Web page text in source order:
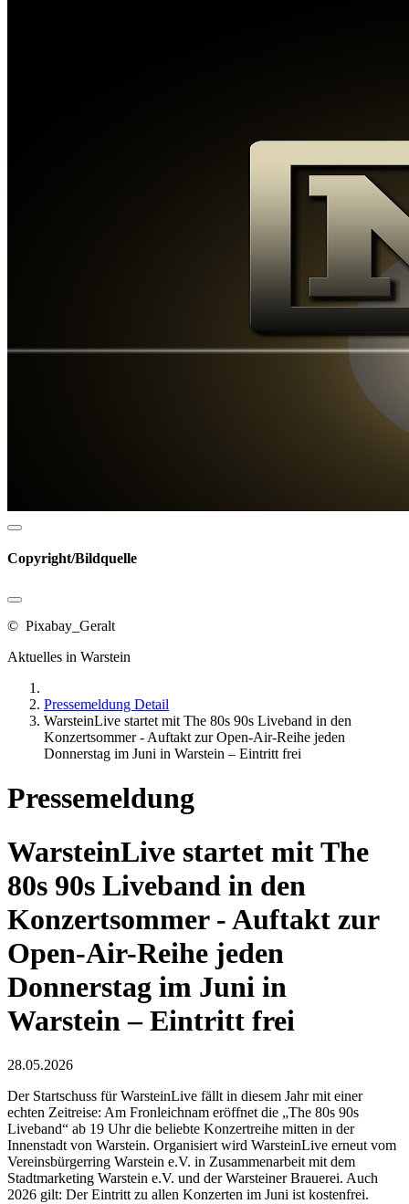
Copyright/Bildquelle
© Pixabay_Geralt
Aktuelles in Warstein
Pressemeldung Detail
WarsteinLive startet mit The 80s 90s Liveband in den
Konzertsommer - Auftakt zur Open-Air-Reihe jeden
Donnerstag im Juni in Warstein – Eintritt frei
Pressemeldung
WarsteinLive startet mit The
80s 90s Liveband in den
Konzertsommer - Auftakt zur
Open-Air-Reihe jeden
Donnerstag im Juni in
Warstein – Eintritt frei
28.05.2026
Der Startschuss für WarsteinLive fällt in diesem Jahr mit einer
echten Zeitreise: Am Fronleichnam eröffnet die „The 80s 90s
Liveband“ ab 19 Uhr die beliebte Konzertreihe mitten in der
Innenstadt von Warstein. Organisiert wird WarsteinLive erneut vom
Vereinsbürgerring Warstein e.V. in Zusammenarbeit mit dem
Stadtmarketing Warstein e.V. und der Warsteiner Brauerei. Auch
2026 gilt: Der Eintritt zu allen Konzerten im Juni ist kostenfrei.